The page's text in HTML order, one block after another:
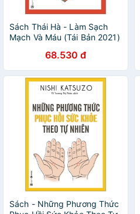
Sách Thái Hà - Làm Sạch
Mạch Và Máu (Tái Bản 2021)
68.530 đ
Sách - Những Phương Thức